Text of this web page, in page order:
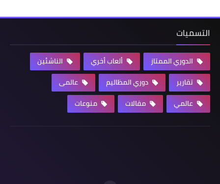
التسميات
الدوري الممتاز ألعاب أخري
الناشئين
تقارير
دوري المظاليم
عالمى
عالمي
مقالات منوعات